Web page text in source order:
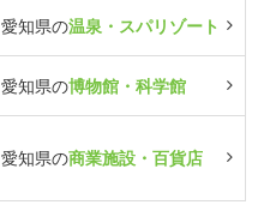
愛知県の温泉・スパリゾート
愛知県の博物館・科学館
愛知県の商業施設・百貨店